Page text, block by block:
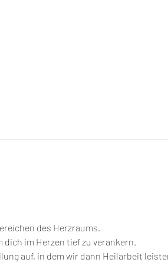
des Herzraums.
dich im Herzen tief zu verankern.
auf, in dem wir dann Heilarbeit